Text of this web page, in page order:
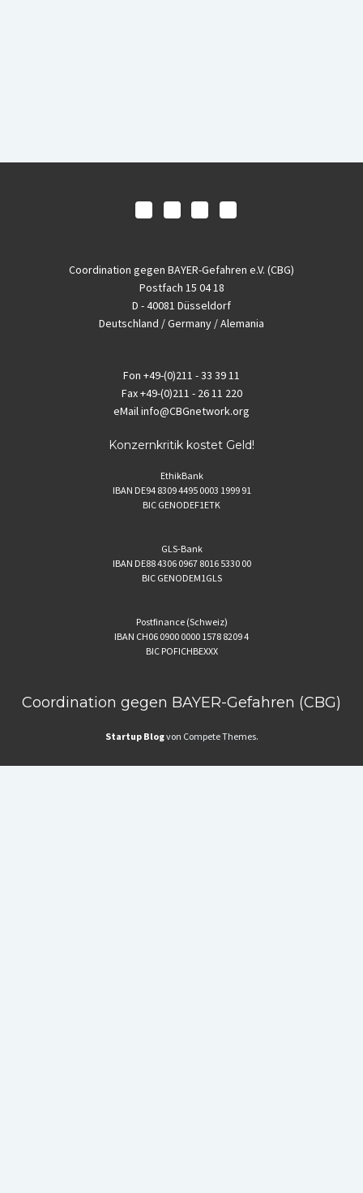
Coordination gegen BAYER-Gefahren e.V. (CBG)
Postfach 15 04 18
D - 40081 Düsseldorf
Deutschland / Germany / Alemania
Fon +49-(0)211 - 33 39 11
Fax+49-(0)211 - 26 11 220
eMailinfo@CBGnetwork.org
Konzernkritik kostet Geld!
EthikBank
IBAN DE94 8309 4495 0003 1999 91
BIC GENODEF1ETK
GLS-Bank
IBAN DE88 4306 0967 8016 5330 00
BIC GENODEM1GLS
Postfinance (Schweiz)
IBAN CH06 0900 0000 1578 8209 4
BIC POFICHBEXXX
Coordination gegen BAYER-Gefahren (CBG)
Startup Blogvon Compete Themes.